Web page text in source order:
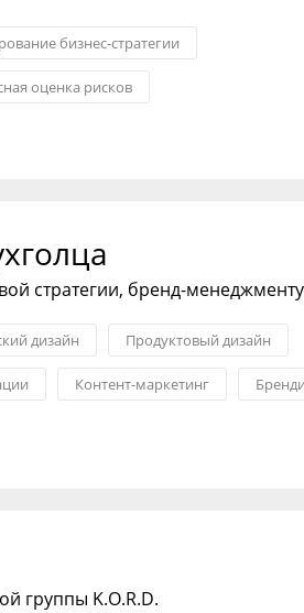
бизнес-стратегии
оценка рисков
стратегии, бренд-менеджменту
дизайн Продуктовый дизайн
Контент-маркетинг
группы K.O.R.D.